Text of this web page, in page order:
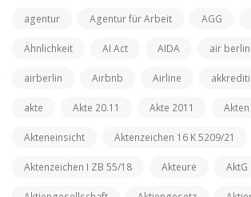
agentur Agentur für Arbeit AGG
Ähnlichkeit AI Act AIDA air berlin
airberlin Airbnb Airline
akte Akte 20.11 Akte 2011 Akten
Akteneinsicht Aktenzeichen 16 K 5209/21
Aktenzeichen I ZB 55/18 Akteure AktG